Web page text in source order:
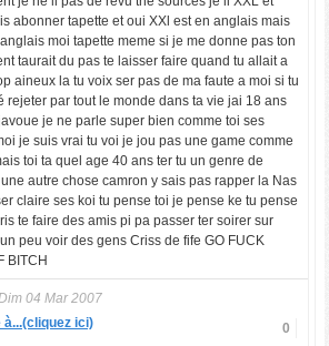
abonner tapette et oui XXl est en anglais mais
moi tapette meme si je me donne pas ton
taurait du pas te laisser faire quand tu allait a
aineux la tu voix ser pas de ma faute a moi si tu
rejeter par tout le monde dans ta vie jai 18 ans
je ne parle super bien comme toi ses
je suis vrai tu voi je jou pas une game comme
toi ta quel age 40 ans ter tu un genre de
autre chose camron y sais pas rapper la Nas
claire ses koi tu pense toi je pense ke tu pense
te faire des amis pi pa passer ter soirer sur
peu voir des gens Criss de fife GO FUCK
BITCH
04 Mar 2007
0
à...(cliquez ici)